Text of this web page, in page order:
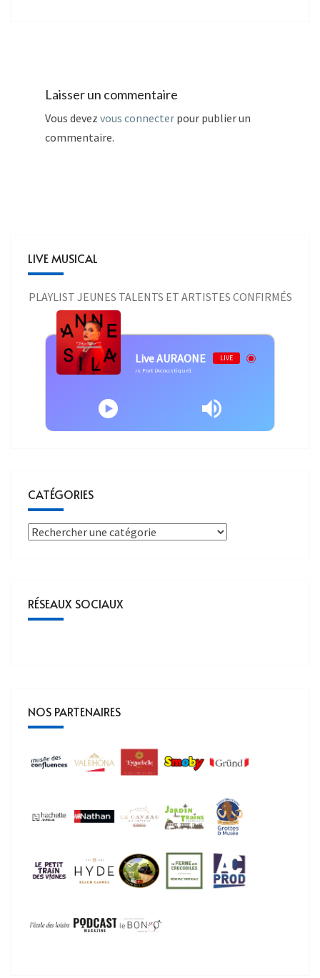
Laisser un commentaire
Vous devez vous connecter pour publier un
commentaire.
LIVE MUSICAL
PLAYLIST JEUNES TALENTS ET ARTISTES CONFIRMÉS
Live AURAONE LIVE
Anne Sila - Anne Sila - Plus Fort (Acoustique)
CATÉGORIES
RÉSEAUX SOCIAUX
NOS PARTENAIRES